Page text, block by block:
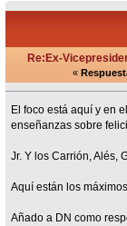
Re:Ex-
«
El foco está aquí y en
enseñanzas sobre
Jr. Y los Carrión, Alés,
Aquí están los
Añado a DN como